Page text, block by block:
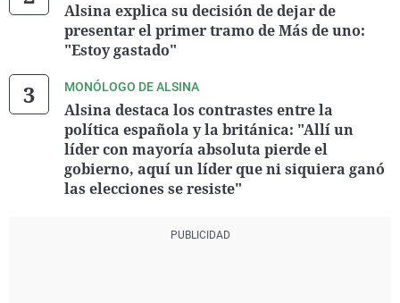
Alsina explica su decisión de dejar de
presentar el primer tramo de Más de uno:
"Estoy gastado"
MONÓLOGO DE ALSINA
Alsina destaca los contrastes entre la
política española y la británica: "Allí un
líder con mayoría absoluta pierde el
gobierno, aquí un líder que ni siquiera ganó
las elecciones se resiste"